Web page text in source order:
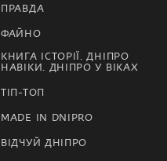
ПРАВДА
ФАЙНО
КНИГА ІСТОРІЇ. ДНІПРО
НАВІКИ. ДНІПРО У ВІКАХ
ТІП-ТОП
MADE IN DNIPRO
ВІДЧУЙ ДНІПРО